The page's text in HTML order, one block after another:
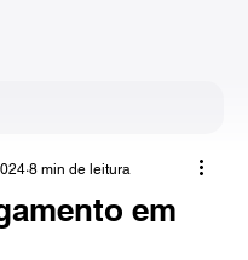
em
8 min de leitura